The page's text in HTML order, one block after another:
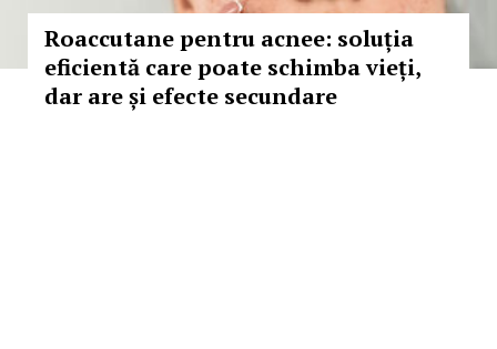
Roaccutane pentru acnee: soluția
eficientă care poate schimba vieți,
dar are și efecte secundare